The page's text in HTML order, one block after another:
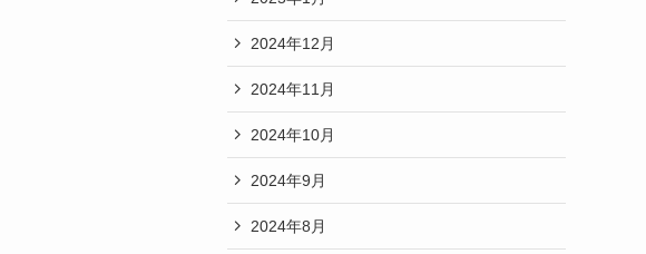
2024年12月
2024年11月
2024年10月
2024年9月
2024年8月